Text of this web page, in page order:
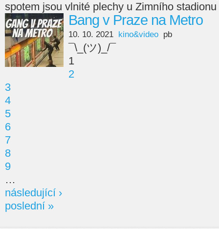
spotem jsou vlnité plechy u Zimního
Bang v Praze na Metro
10. 10. 2021 kino&video pb
¯\_(ツ)_/¯
1
2
3
4
5
6
7
8
9
…
následující ›
poslední »